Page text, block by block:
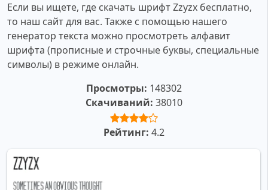
Если вы ищете, где скачать шрифт Zzyzx бесплатно,
то наш сайт для вас. Также с помощью нашего
генератор текста можно просмотреть алфавит
шрифта (прописные и строчные буквы, специальные
символы) в режиме онлайн.
Просмотры: 148302
Скачиваний: 38010
Рейтинг: 4.2